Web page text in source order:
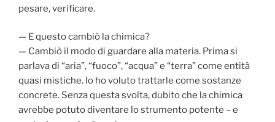
pesare, verificare.
— E questo cambiò la chimica?
— Cambiò il modo di guardare alla materia. Prima si
parlava di “aria”, “fuoco”, “acqua” e “terra” come entità
quasi mistiche. Io ho voluto trattarle come sostanze
concrete. Senza questa svolta, dubito che la chimica
avrebbe potuto diventare lo strumento potente – e